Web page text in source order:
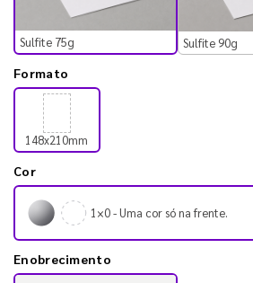
Sulfite 75g Sulfite 90g
Formato
148x210mm
Cor
1×0 - Uma cor só na frente.
Enobrecimento